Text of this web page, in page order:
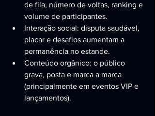
de fila, número de voltas, ranking e
volume de participantes.
Interação social: disputa saudável,
placar e desafios aumentam a
permanência no estande.
Conteúdo orgânico: o público
grava, posta e marca a marca
(principalmente em eventos VIP e
lançamentos).